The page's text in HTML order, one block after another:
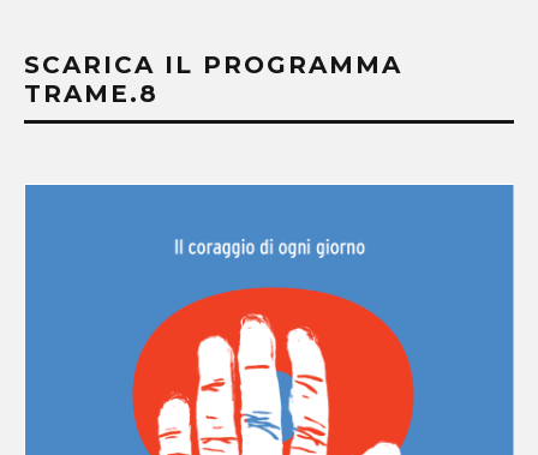
SCARICA IL PROGRAMMA
TRAME.8